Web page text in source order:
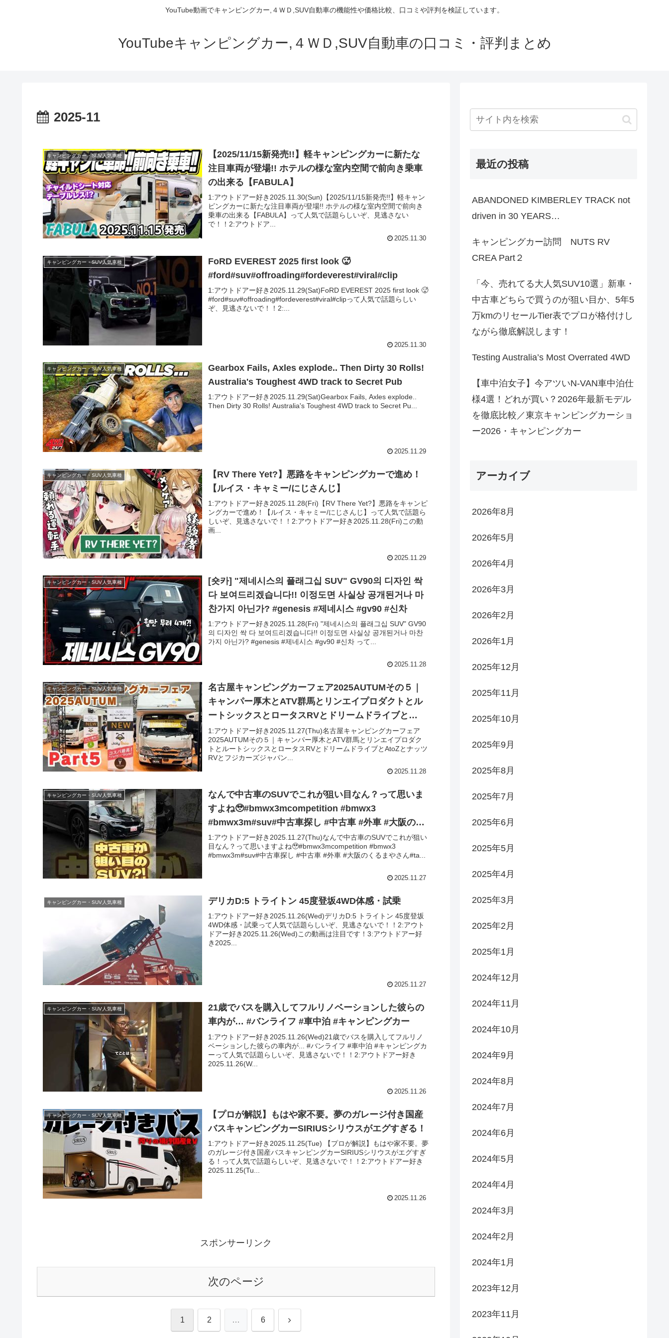
YouTube動画でキャンピングカー,４ＷＤ,SUV自動車の機能性や価格比較、口コミや評判を検証しています。
YouTubeキャンピングカー,４ＷＤ,SUV自動車の口コミ・評判まとめ
2025-11
キャンピングカー・SUV人気車種
【2025/11/15新発売!!】軽キャンピングカーに新たな
注目車両が登場!! ホテルの様な室内空間で前向き乗車
の出来る【FABULA】
1:アウトドアー好き2025.11.30(Sun)【2025/11/15新発売!!】軽キャン
ピングカーに新たな注目車両が登場!! ホテルの様な室内空間で前向き
乗車の出来る【FABULA】って人気で話題らしいぞ、見逃さない
で！！2:アウトドア...
2025.11.30
キャンピングカー・SUV人気車種
FoRD EVEREST 2025 first look 🥵
#ford#suv#offroading#fordeverest#viral#clip
1:アウトドアー好き2025.11.29(Sat)FoRD EVEREST 2025 first look 🥵
#ford#suv#offroading#fordeverest#viral#clipって人気で話題らしい
ぞ、見逃さないで！！2:...
2025.11.30
キャンピングカー・SUV人気車種
Gearbox Fails, Axles explode.. Then Dirty 30 Rolls!
Australia's Toughest 4WD track to Secret Pub
1:アウトドアー好き2025.11.29(Sat)Gearbox Fails, Axles explode..
Then Dirty 30 Rolls! Australia's Toughest 4WD track to Secret Pu...
2025.11.29
キャンピングカー・SUV人気車種
【RV There Yet?】悪路をキャンピングカーで進め！
【ルイス・キャミー/にじさんじ】
1:アウトドアー好き2025.11.28(Fri)【RV There Yet?】悪路をキャンピ
ングカーで進め！【ルイス・キャミー/にじさんじ】って人気で話題ら
しいぞ、見逃さないで！！2:アウトドアー好き2025.11.28(Fri)この動
画...
2025.11.29
キャンピングカー・SUV人気車種
[숏카] "제네시스의 플래그십 SUV" GV90의 디자인 싹
다 보여드리겠습니다!! 이정도면 사실상 공개된거나 마
찬가지 아닌가? #genesis #제네시스 #gv90 #신차
1:アウトドアー好き2025.11.28(Fri) "제네시스의 플래그십 SUV" GV90
의 디자인 싹 다 보여드리겠습니다!! 이정도면 사실상 공개된거나 마찬
가지 아닌가? #genesis #제네시스 #gv90 #신차 って...
2025.11.28
キャンピングカー・SUV人気車種
名古屋キャンピングカーフェア2025AUTUMその５｜
キャンパー厚木とATV群馬とリンエイプロダクトとル
ートシックスとロータスRVとドリームドライブと
AtoZとナッツRVとフジカーズジャパン
1:アウトドアー好き2025.11.27(Thu)名古屋キャンピングカーフェア
2025AUTUMその５｜キャンパー厚木とATV群馬とリンエイプロダク
トとルートシックスとロータスRVとドリームドライブとAtoZとナッツ
RVとフジカーズジャパン...
2025.11.28
キャンピングカー・SUV人気車種
なんで中古車のSUVでこれが狙い目なん？って思いま
すよね🥹#bmwx3mcompetition #bmwx3
#bmwx3m#suv#中古車探し #中古車 #外車 #大阪のく
るまやさん#tax泉北
1:アウトドアー好き2025.11.27(Thu)なんで中古車のSUVでこれが狙い
目なん？って思いますよね🥹#bmwx3mcompetition #bmwx3
#bmwx3m#suv#中古車探し #中古車 #外車 #大阪のくるまやさん#ta...
2025.11.27
キャンピングカー・SUV人気車種 デリカD:5 トライトン 45度登坂4WD体感・試乗
1:アウトドアー好き2025.11.26(Wed)デリカD:5 トライトン 45度登坂
4WD体感・試乗って人気で話題らしいぞ、見逃さないで！！2:アウト
ドアー好き2025.11.26(Wed)この動画は注目です！3:アウトドアー好
き2025...
2025.11.27
キャンピングカー・SUV人気車種
21歳でバスを購入してフルリノベーションした彼らの
車内が… #バンライフ #車中泊 #キャンピングカー
1:アウトドアー好き2025.11.26(Wed)21歳でバスを購入してフルリノ
ベーションした彼らの車内が... #バンライフ #車中泊 #キャンピングカ
ーって人気で話題らしいぞ、見逃さないで！！2:アウトドアー好き
2025.11.26(W...
2025.11.26
キャンピングカー・SUV人気車種
【プロが解説】もはや家不要。夢のガレージ付き国産
バスキャンピングカーSIRIUSシリウスがエグすぎる！
1:アウトドアー好き2025.11.25(Tue) 【プロが解説】もはや家不要。夢
のガレージ付き国産バスキャンピングカーSIRIUSシリウスがエグすぎ
る！って人気で話題らしいぞ、見逃さないで！！2:アウトドアー好き
2025.11.25(Tu...
2025.11.26
スポンサーリンク
次のページ
1 2 … 6 次
最近の投稿
ABANDONED KIMBERLEY TRACK not
driven in 30 YEARS…
キャンピングカー訪問 NUTS RV
CREA Part２
「今、売れてる大人気SUV10選」新車・
中古車どちらで買うのが狙い目か、5年5
万kmのリセールTier表でプロが格付けし
ながら徹底解説します！
Testing Australia’s Most Overrated 4WD
【車中泊女子】今アツいN-VAN車中泊仕
様4選！どれが買い？2026年最新モデル
を徹底比較／東京キャンピングカーショ
ー2026・キャンピングカー
アーカイブ
2026年8月
2026年5月
2026年4月
2026年3月
2026年2月
2026年1月
2025年12月
2025年11月
2025年10月
2025年9月
2025年8月
2025年7月
2025年6月
2025年5月
2025年4月
2025年3月
2025年2月
2025年1月
2024年12月
2024年11月
2024年10月
2024年9月
2024年8月
2024年7月
2024年6月
2024年5月
2024年4月
2024年3月
2024年2月
2024年1月
2023年12月
2023年11月